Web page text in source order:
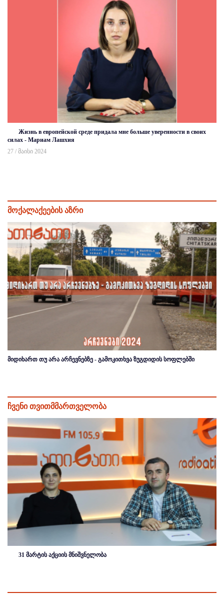
Жизнь в европейской среде придала мне больше уверенности в своих
силах - Мариам Лашхия
27 / მაისი 2024
მოქალაქეების აზრი
მიდიხართ თუ არა არჩევნებზე - გამოკითხვა ზუგდიდის სოფლებში
ჩვენი თვითმმართველობა
31 მარტის აქციის მნიშვნელობა